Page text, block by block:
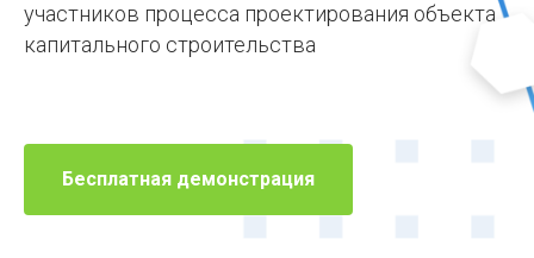
участников процесса проектирования объекта
капитального строительства
Бесплатная демонстрация